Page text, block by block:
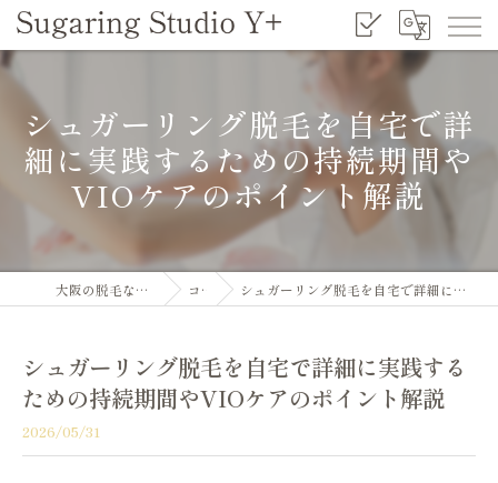
シュガーリング脱毛を自宅で詳
細に実践するための持続期間や
VIOケアのポイント解説
大阪の脱毛ならSugaring Studio Y+ コラム シュガーリング脱毛を自宅で詳細に実践するための持続期間やVIOケアのポイント解説
シュガーリング脱毛を自宅で詳細に実践する
ための持続期間やVIOケアのポイント解説
2026/05/31